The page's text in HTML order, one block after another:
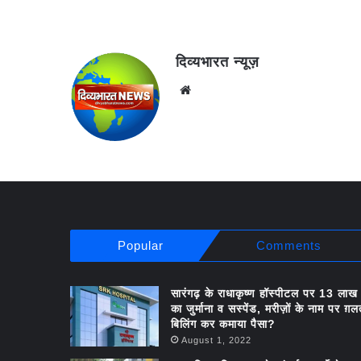
दिव्यभारत न्यूज़
Popular Comments
सारंगढ़ के राधाकृष्ण हॉस्पीटल पर 13 लाख
का जुर्माना व सस्पेंड, मरीज़ों के नाम पर
बिलिंग कर कमाया पैसा?
August 1, 2022